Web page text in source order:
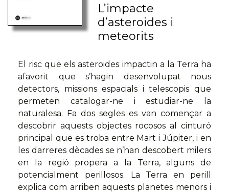
L’impacte
d’asteroides i
meteorits
El risc que els asteroides impactin a la Terra ha
afavorit que s’hagin desenvolupat nous
detectors, missions espacials i telescopis que
permeten catalogar-ne i estudiar-ne la
naturalesa. Fa dos segles es van començar a
descobrir aquests objectes rocosos al cinturó
principal que es troba entre Mart i Júpiter, i en
les darreres dècades se n’han descobert milers
en la regió propera a la Terra, alguns de
potencialment perillosos. La Terra en perill
explica com arriben aquests planetes menors i